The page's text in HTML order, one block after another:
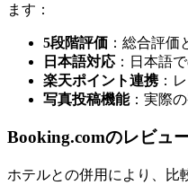
ます：
5段階評価 ：総合評価
日本語対応 ：日本語
楽天ポイント連携：
写真投稿機能：実際
Booking.comのレビュ
ホテルとの併用により、比